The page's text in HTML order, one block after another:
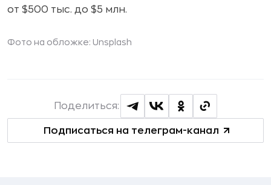
от $500 тыс. до $5 млн.
Фото на обложке: Unsplash
Подписаться на телеграм-канал
Поделиться: